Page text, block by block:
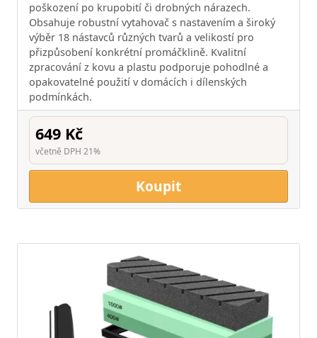
poškození po krupobití či drobných nárazech.
Obsahuje robustní vytahovač s nastavením a široký
výběr 18 nástavců různých tvarů a velikostí pro
přizpůsobení konkrétní promáčklině. Kvalitní
zpracování z kovu a plastu podporuje pohodlné a
opakovatelné použití v domácích i dílenských
podmínkách.
649 Kč
včetně DPH 21%
Koupit